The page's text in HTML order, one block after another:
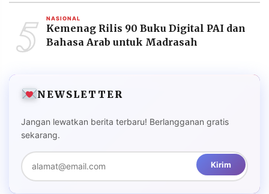
5 NASIONAL
Kemenag Rilis 90 Buku Digital PAI dan
Bahasa Arab untuk Madrasah
NEWSLETTER
Jangan lewatkan berita terbaru! Berlangganan gratis
sekarang.
Kirim